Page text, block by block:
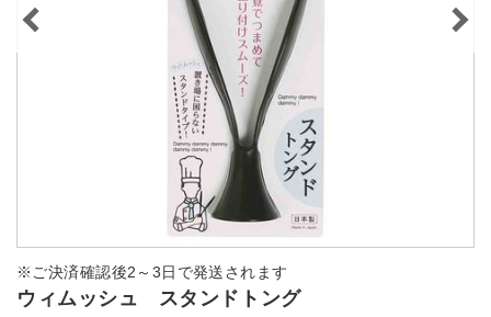
※ご決済確認後2～3日で発送されます
ウィムッシュ スタンドトング